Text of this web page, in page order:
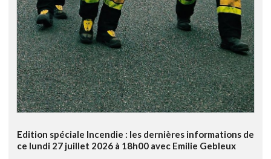
Edition spéciale Incendie : les dernières informations de
ce lundi 27 juillet 2026 à 18h00 avec Emilie Gebleux